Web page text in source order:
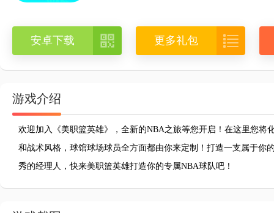
安卓下载  更多礼包 
游戏介绍
欢迎加入《美职篮英雄》，全新的NBA之旅等您开启！在这里您将
和战术风格，球馆球场球员全方面都由你来定制！打造一支属于你
秀的经理人，快来美职篮英雄打造你的专属NBA球队吧！